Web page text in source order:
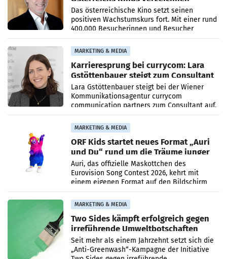
400.000 Besucher mehr
Das österreichische Kino setzt seinen
positiven Wachstumskurs fort. Mit einer rund
400.000 Besucherinnen und Besucher
höheren Nettoreichweite im ersten Halbjahr
2026 gegenüber dem
MARKETING & MEDIA
Karrieresprung bei currycom: Lara
Gstöttenbauer steigt zum Consultant
auf
Lara Gstöttenbauer steigt bei der Wiener
Kommunikationsagentur currycom
communication partners zum Consultant auf.
Die 27-jährige Beraterin betreut Kundinnen
und Kunden in den Bereichen
MARKETING & MEDIA
ORF Kids startet neues Format „Auri
und Du“ rund um die Träume junger
Menschen
Auri, das offizielle Maskottchen des
Eurovision Song Contest 2026, kehrt mit
einem eigenen Format auf den Bildschirm
zurück. In der neuen Sendung „Auri und Du“
bei ORF Kids steht
MARKETING & MEDIA
Two Sides kämpft erfolgreich gegen
irreführende Umweltbotschaften
beim Papiereinsatz
Seit mehr als einem Jahrzehnt setzt sich die
„Anti-Greenwash“-Kampagne der Initiative